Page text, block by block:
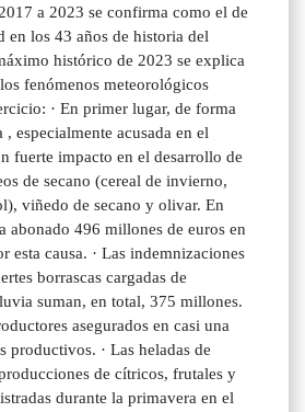
a 2023 se confirma como el de
en los 43 años de historia del
histórico de 2023 se explica
fenómenos meteorológicos
· En primer lugar, de forma
, especialmente acusada en el
fuerte impacto en el desarrollo de
de secano (cereal de invierno,
viñedo de secano y olivar. En
abonado 496 millones de euros en
esta causa. · Las indemnizaciones
borrascas cargadas de
suman, en total, 375 millones.
asegurados en casi una
productivos. · Las heladas de
de cítricos, frutales y
durante la primavera en el